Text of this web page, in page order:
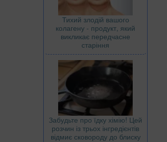
Тихий злодій вашого
колагену - продукт, який
викликає передчасне
старіння
Забудьте про їдку хімію! Цей
розчин із трьох інгредієнтів
відмиє сковороду до блиску